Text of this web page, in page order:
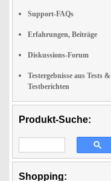
Support-FAQs
Erfahrungen, Beiträge
Diskussions-Forum
Testergebnisse aus Tests &
Testberichten
Produkt-Suche:
Shopping: